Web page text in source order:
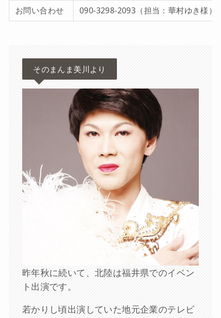
お問い合わせ
090-3298-2093（担当：華村ゆき様）
そのまんま美川より
昨年秋に続いて、北陸は福井県でのイベン
ト出演です。
若かりし頃出演していた地元企業のテレビ